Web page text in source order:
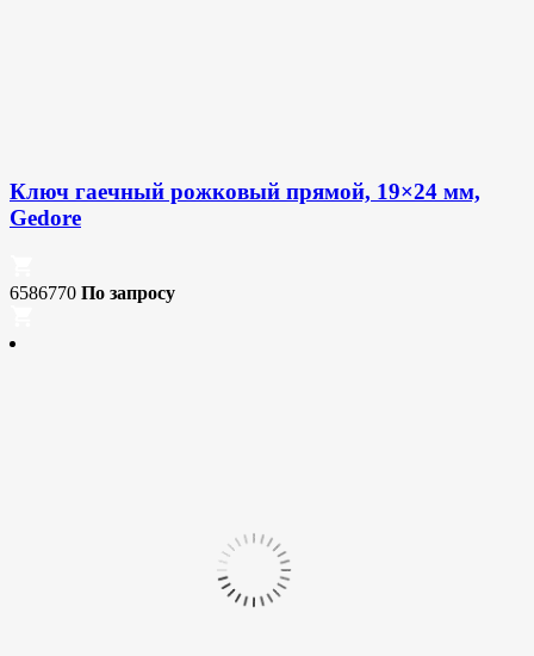
Ключ гаечный рожковый прямой, 19×24 мм,
Gedore
6586770 По запросу